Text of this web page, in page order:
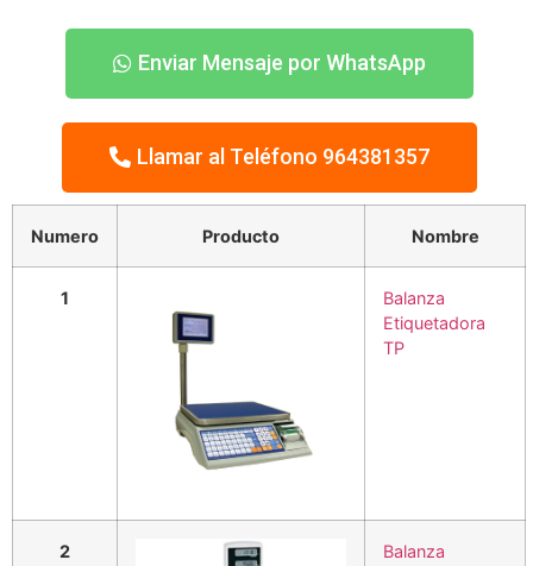
Enviar Mensaje por WhatsApp
Llamar al Teléfono 964381357
Numero Producto Nombre
1
Balanza
Etiquetadora
TP
2
Balanza